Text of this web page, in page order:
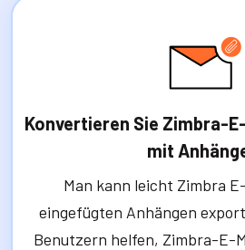
Konvertieren Sie Zimbra-
mit
Man kann leicht Zimbra
eingefügten Anhängen
Benutzern helfen, Zimbra-E-